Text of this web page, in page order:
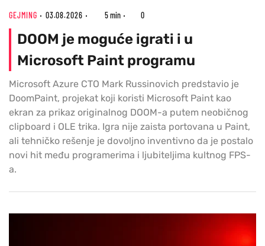
GEJMING 03.08.2026 5 min 0
DOOM je moguće igrati i u
Microsoft Paint programu
Microsoft Azure CTO Mark Russinovich predstavio je
DoomPaint, projekat koji koristi Microsoft Paint kao
ekran za prikaz originalnog DOOM-a putem neobičnog
clipboard i OLE trika. Igra nije zaista portovana u Paint,
ali tehničko rešenje je dovoljno inventivno da je postalo
novi hit među programerima i ljubiteljima kultnog FPS-
a.